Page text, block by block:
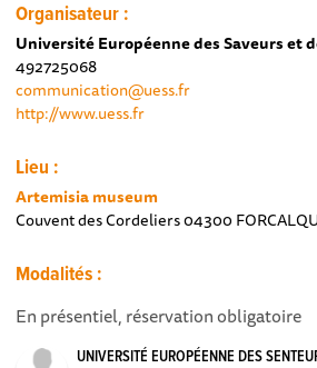
Organisateur :
Université Européenne des Saveurs et
492725068
communication@uess.fr
http://www.uess.fr
Lieu :
Artemisia museum
Couvent des Cordeliers 04300
Modalités :
En présentiel, réservation obligatoire
UNIVERSITÉ EUROPÉENNE DES